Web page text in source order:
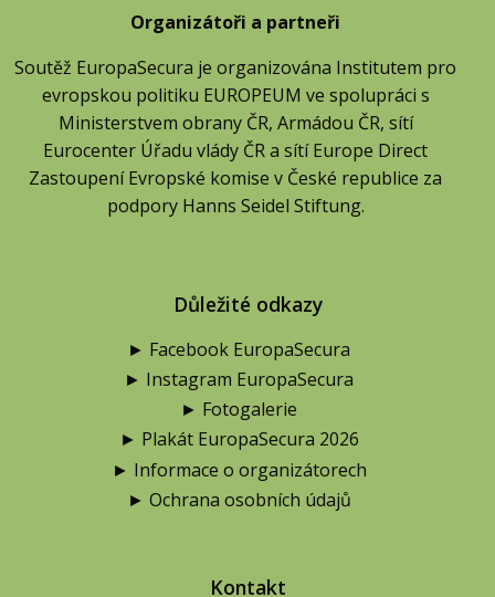
Organizátoři a partneři
Soutěž EuropaSecura je organizována Institutem pro
evropskou politiku EUROPEUM ve spolupráci s
Ministerstvem obrany ČR, Armádou ČR, sítí
Eurocenter Úřadu vlády ČR a sítí Europe Direct
Zastoupení Evropské komise v České republice za
podpory Hanns Seidel Stiftung.
Důležité odkazy
► Facebook EuropaSecura
► Instagram EuropaSecura
► Fotogalerie
► Plakát EuropaSecura 2026
► Informace o organizátorech
► Ochrana osobních údajů
Kontakt